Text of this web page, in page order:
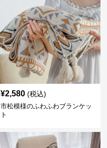
¥2,580 (税込)
市松模様のふわふわブランケッ
ト